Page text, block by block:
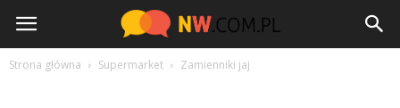
NW.com.pl
Strona główna Supermarket Zamienniki jaj